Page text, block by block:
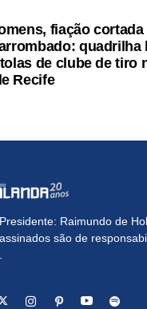
fiação cortada
quadrilha
de clube de tiro
Recife
Raimundo de
são de